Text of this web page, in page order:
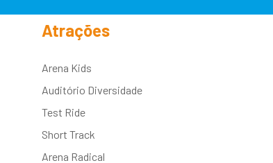
Atrações
Arena Kids
Auditório Diversidade
Test Ride
Short Track
Arena Radical